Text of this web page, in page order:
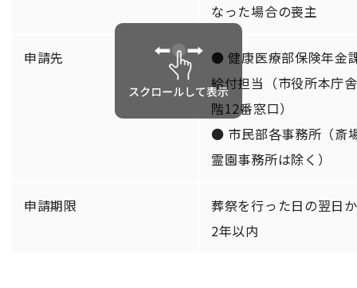
なった場合の喪主
申請先
● 健康医療部保険年金
給付担当（市役所本庁
階12番窓口）
● 市民部各事務所（斎
霊園事務所は除く）
申請期限
葬祭を行った日の翌日
2年以内